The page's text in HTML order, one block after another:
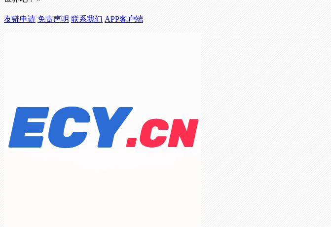
友链申请 免责声明 联系我们 APP客户端